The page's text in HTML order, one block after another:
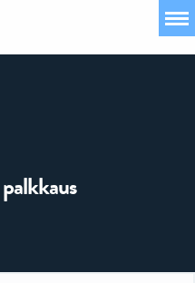
palkkaus